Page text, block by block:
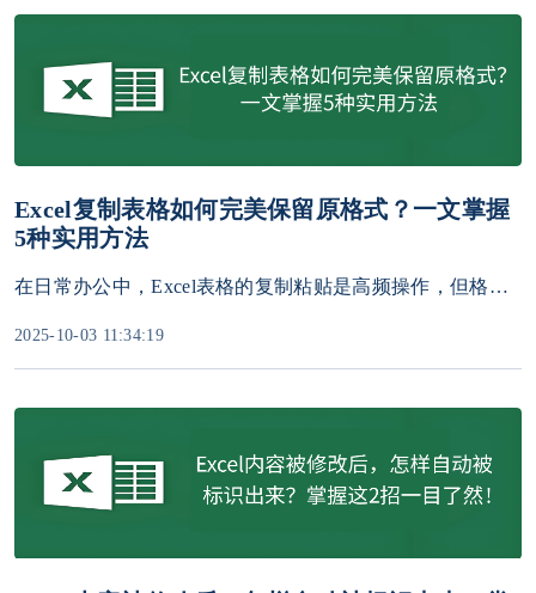
Excel复制表格如何完美保留原格式？一文掌握
5种实用方法
在日常办公中，Excel表格的复制粘贴是高频操作，但格式错乱（如字体变化、列宽扭曲、边框消失等）常让人头疼。本文将系统介绍5种保留原格式的复制方法。
2025-10-03 11:34:19